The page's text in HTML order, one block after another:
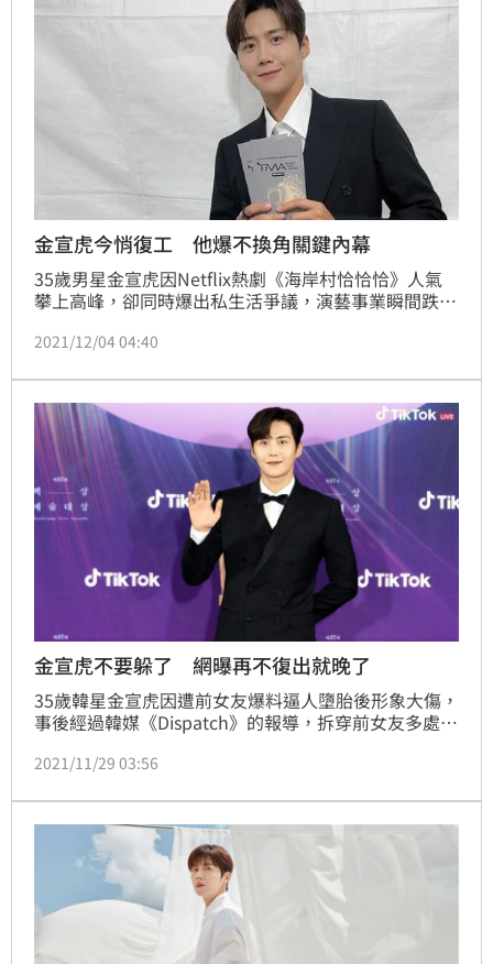
金宣虎今悄復工 他爆不換角關鍵內幕
35歲男星金宣虎因Netflix熱劇《海岸村恰恰恰》人氣
攀上高峰，卻同時爆出私生活爭議，演藝事業瞬間跌入
方說詞，風向才逐漸轉彎，不過仍讓他因此錯失2部電
日他出席該劇的劇本會議，這也是他時隔1個半月重新
復出開工，對此有相關人士透露金宣虎之所以沒被換角
的背後原因。
2021/12/04 04:40
金宣虎不要躲了 網曝再不復出就晚了
35歲韓星金宣虎因遭前女友爆料逼人墮胎後形象大傷，
事後經過韓媒《Dispatch》的報導，拆穿前女友多處說
媒報導，儘管金宣虎惹出了私生活爭議，但似乎並對作
Netflix的評分與排行上仍居高不下，因此業界人士也向
金宣虎建議，不要再拖延復出的計畫。
2021/11/29 03:56